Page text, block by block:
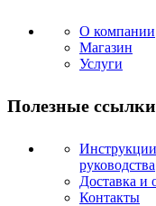
О компании
Магазин
Услуги
Полезные ссылки
руководства
Доставка и
Контакты